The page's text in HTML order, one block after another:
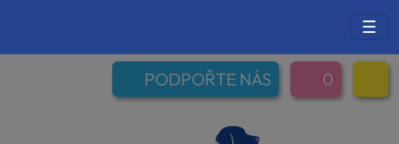
☰
PODPOŘTE NÁS 0